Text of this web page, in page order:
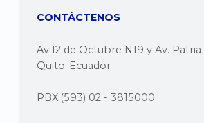
CONTÁCTENOS
Av.12 de Octubre N19 y Av. Patria
Quito-Ecuador
PBX:(593) 02 - 3815000